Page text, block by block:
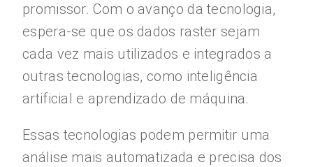
promissor. Com o avanço da tecnologia,
espera-se que os dados raster sejam
cada vez mais utilizados e integrados a
outras tecnologias, como inteligência
artificial e aprendizado de máquina.
Essas tecnologias podem permitir uma
análise mais automatizada e precisa dos